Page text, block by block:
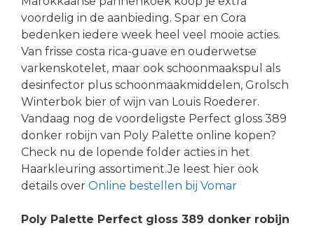
voordelig in de aanbieding. Spar en Cora
bedenken iedere week heel veel mooie acties.
Van frisse costa rica-guave en ouderwetse
varkenskotelet, maar ook schoonmaakspul als
desinfector plus schoonmaakmiddelen, Grolsch
Winterbok bier of wijn van Louis Roederer.
Vandaag nog de voordeligste Perfect gloss 389
donker robijn van Poly Palette online kopen?
Check nu de lopende folder acties in het
Haarkleuring assortiment.Je leest hier ook
details over Online bestellen bij Vomar
Poly Palette Perfect gloss 389 donker robijn